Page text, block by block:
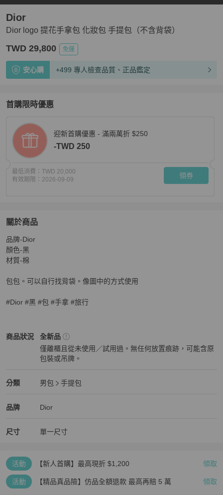
Dior logo 提花手拿包 化妝包 手提包（不含背袋）
Dior
TWD 29,800 免運
安心購 +499 專人檢查品質、正品鑑定
首購限時優惠
迎新首購優惠 - 滿兩萬折 $250
-TWD 250
最低消費： TWD 20,000
有效期限： 2026-09-09 領券
關於商品
關於Dior logo 提花手拿包 化妝包 手提包（不含背袋）
品牌-Dior
顏色-黑
材質-棉
包包。可以自行找背袋。像圖中的方式使用
#Dior #黑 #包 #手拿 #旅行
商品狀況
Dior男包商品狀態與細節
全新品
僅離櫃且從未使用／試用過。無任何放置痕跡，可能含原
包裝或吊牌。
分類
Dior男包 分類資訊
男包
手提包
品牌
Dior精品 男包品牌介紹
Dior
Dior推薦清單
尺寸 單一尺寸
活動 【新人首購】最高現折 $1,200 領取
活動 【精品真品險】仿品全額退款 最高再賠 5 萬 領取